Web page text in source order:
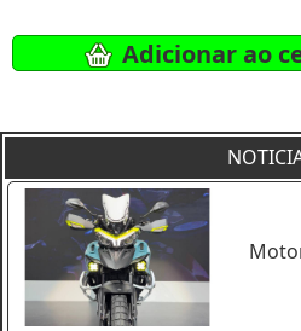
Adicionar ao